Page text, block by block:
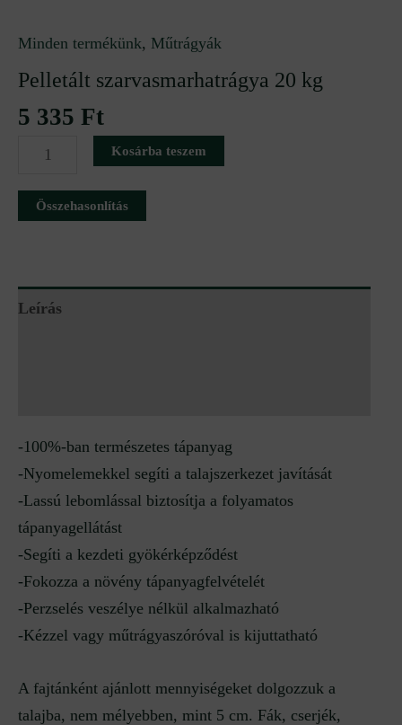
Minden termékünk, Műtrágyák
Pelletált szarvasmarhatrágya 20 kg
5 335 Ft
Kosárba teszem
Összehasonlítás
Leírás
-100%-ban természetes tápanyag
-Nyomelemekkel segíti a talajszerkezet javítását
-Lassú lebomlással biztosítja a folyamatos
tápanyagellátást
-Segíti a kezdeti gyökérképződést
-Fokozza a növény tápanyagfelvételét
-Perzselés veszélye nélkül alkalmazható
-Kézzel vagy műtrágyaszóróval is kijuttatható
A fajtánként ajánlott mennyiségeket dolgozzuk a
talajba, nem mélyebben, mint 5 cm. Fák, cserjék,